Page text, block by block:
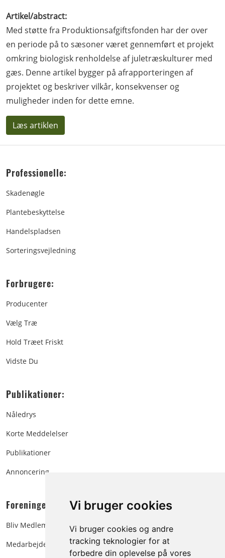
Vi bruger cookies
Vi bruger cookies og andre
tracking teknologier for at
forbedre din oplevelse på vores
Artikel/abstract:
Med støtte fra Produktionsafgiftsfonden har der over
en periode på to sæsoner været gennemført et projekt
omkring biologisk renholdelse af juletræskulturer med
gæs. Denne artikel bygger på afrapporteringen af
projektet og beskriver vilkår, konsekvenser og
muligheder inden for dette emne.
Læs artiklen
Professionelle:
Skadenøgle
Plantebeskyttelse
Handelspladsen
Sorteringsvejledning
Forbrugere:
Producenter
Vælg Træ
Hold Træet Friskt
Vidste Du
Publikationer:
Nåledrys
Korte Meddelelser
Publikationer
Annoncering
Foreningen:
Bliv Medlem
Medarbejdere